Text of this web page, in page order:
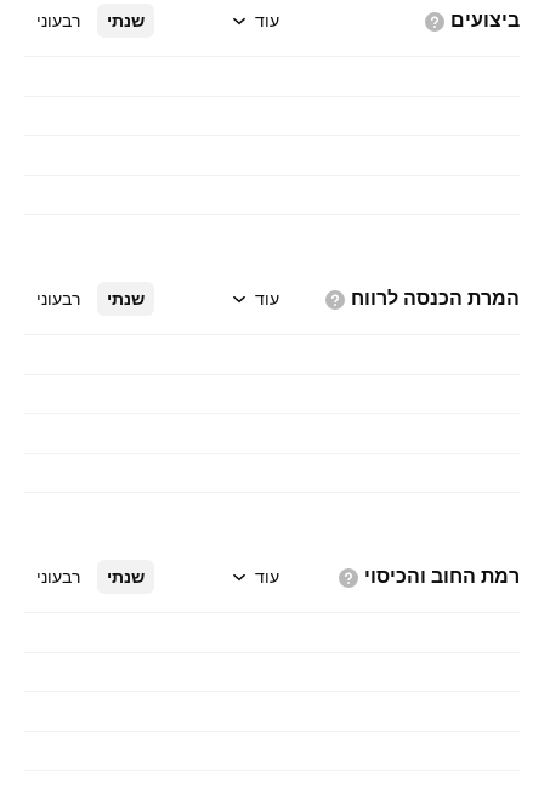
ביצועים שנתי רבעוני עוד
המרת הכנסה לרווח שנתי רבעוני עוד
רמת החוב והכיסוי שנתי רבעוני עוד